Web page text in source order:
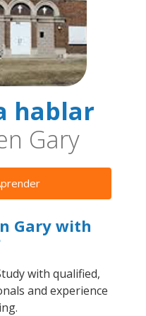
hablar
Gary
Gary with
with qualified,
and experience